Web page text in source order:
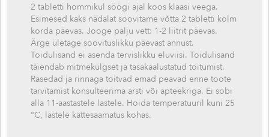
2 tabletti hommikul söögi ajal koos klaasi veega.
Esimesed kaks nädalat soovitame võtta 2 tabletti kolm
korda päevas. Jooge palju vett: 1-2 liitrit päevas.
Ärge ületage soovituslikku päevast annust.
Toidulisand ei asenda tervislikku eluviisi. Toidulisand
täiendab mitmekülgset ja tasakaalustatud toitumist.
Rasedad ja rinnaga toitvad emad peavad enne toote
tarvitamist konsulteerima arsti või apteekriga. Ei sobi
alla 11-aastastele lastele. Hoida temperatuuril kuni 25
°C, lastele kättesaamatus kohas.